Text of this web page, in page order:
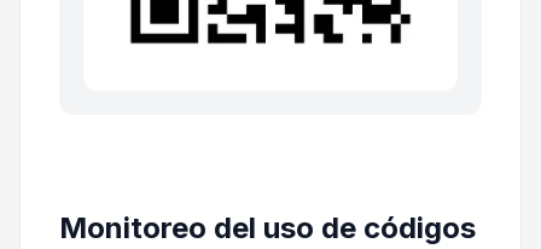
Monitoreo del uso de códigos